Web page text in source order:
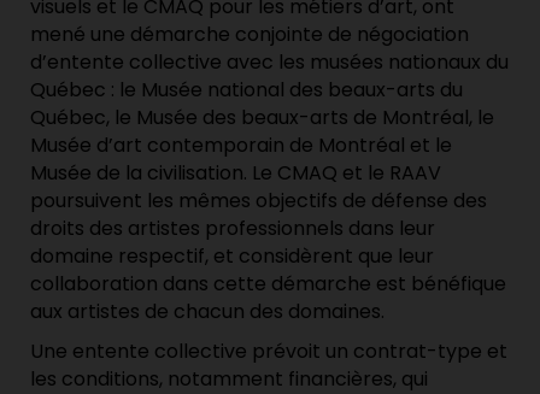
visuels et le CMAQ pour les métiers d’art, ont
mené une démarche conjointe de négociation
d’entente collective avec les musées nationaux du
Québec : le Musée national des beaux-arts du
Québec, le Musée des beaux-arts de Montréal, le
Musée d’art contemporain de Montréal et le
Musée de la civilisation. Le CMAQ et le RAAV
poursuivent les mêmes objectifs de défense des
droits des artistes professionnels dans leur
domaine respectif, et considèrent que leur
collaboration dans cette démarche est bénéfique
aux artistes de chacun des domaines.
Une entente collective prévoit un contrat-type et
les conditions, notamment financières, qui